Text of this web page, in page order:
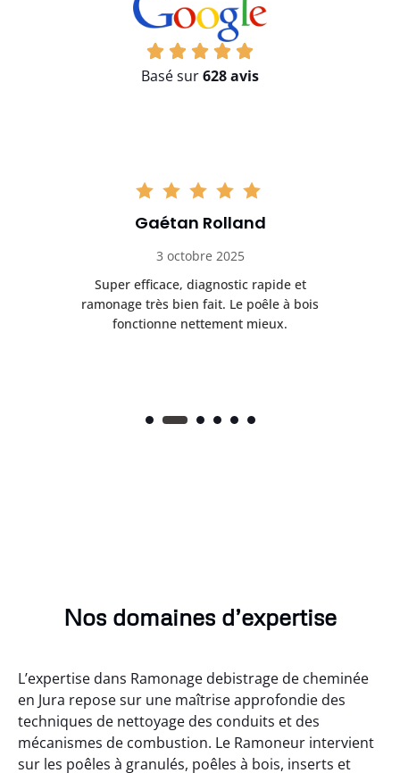
Basé sur628 avis
Gaétan Rolland
3 octobre 2025
Super efficace, diagnostic rapide et
ramonage très bien fait. Le poêle à bois
fonctionne nettement mieux.
Nos domaines d’expertise
L’expertise dans Ramonage debistrage de cheminée
en Jura repose sur une maîtrise approfondie des
techniques de nettoyage des conduits et des
mécanismes de combustion. Le Ramoneur intervient
sur les poêles à granulés, poêles à bois, inserts et